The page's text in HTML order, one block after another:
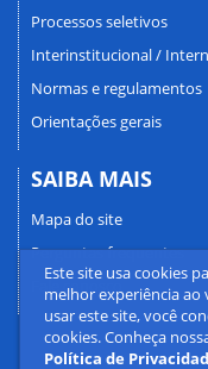
Este site usa cookies
melhor experiência
usar este site, você
cookies. Conheça
Política de
Processos seletivos
Interinstitucional /
Normas e regulamentos
Orientações gerais
SAIBA MAIS
Mapa do site
Perguntas frequentes
Fale conosco